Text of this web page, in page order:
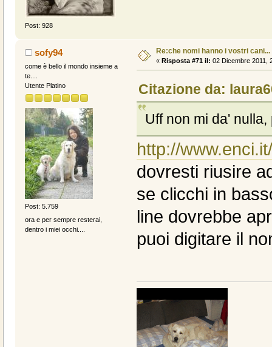
Post: 928
sofy94
come è bello il mondo insieme a
te....
Utente Platino
Post: 5.759
ora e per sempre resterai,
dentro i miei occhi....
Re:che nomi hanno i vostri cani...
« Risposta #71 il: 02 Dicembre 2011,
Citazione da:
Uff non mi da'
http://
dovresti riusire
se clicchi in
line dovrebbe
puoi digitare il